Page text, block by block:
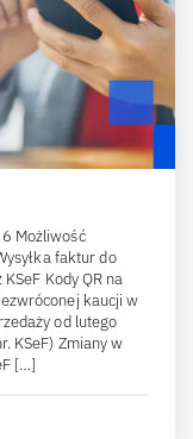
Możliwość
faktur do
Kody QR na
kaucji w
od lutego
KSeF) Zmiany w
[…]